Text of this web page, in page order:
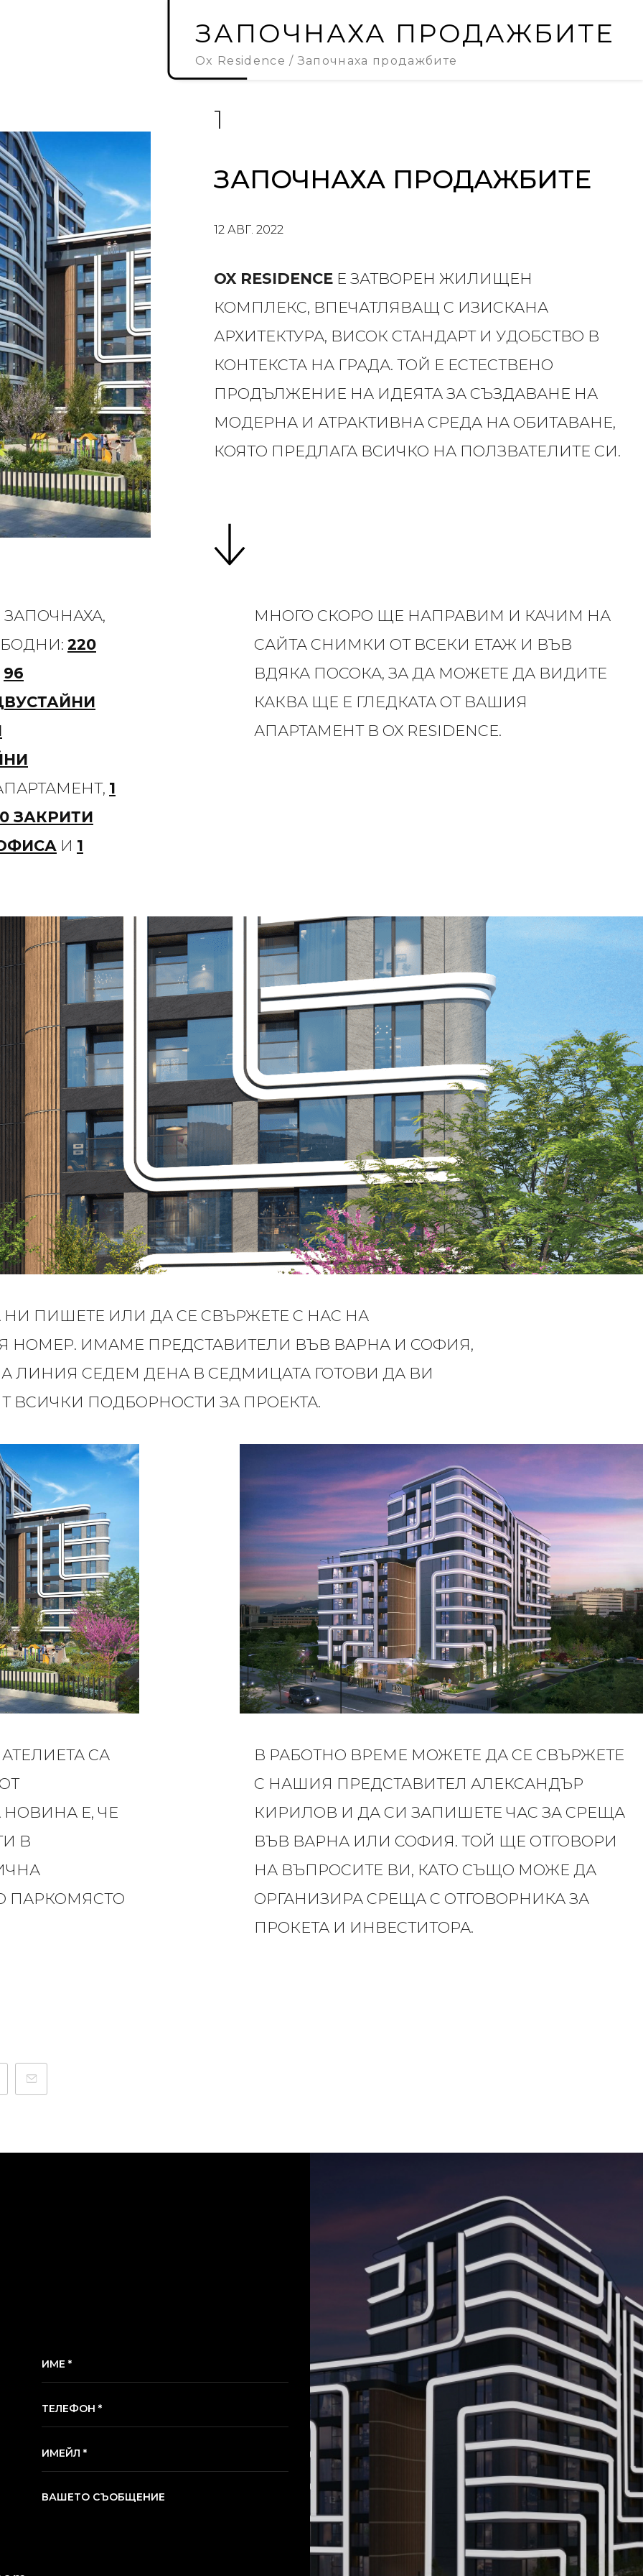
ЗАПОЧНАХА ПРОДАЖБИТЕ
Ox Residence Започнаха продажбите
1
ЗАПОЧНАХА ПРОДАЖБИТЕ
12 АВГ. 2022
OX RESIDENCE E ЗАТВОРЕН ЖИЛИЩЕН
КОМПЛЕКС, ВПЕЧАТЛЯВАЩ С ИЗИСКАНА
АРХИТЕКТУРА, ВИСОК СТАНДАРТ И УДОБСТВО В
КОНТЕКСТА НА ГРАДА. ТОЙ Е ЕСТЕСТВЕНО
ПРОДЪЛЖЕНИЕ НА ИДЕЯТА ЗА СЪЗДАВАНЕ НА
МОДЕРНА И АТРАКТИВНА СРЕДА НА ОБИТАВАНЕ,
КОЯТО ПРЕДЛАГА ВСИЧКО НА ПОЛЗВАТЕЛИТЕ СИ.
ЗАПОЧНАХА,
220
96
1
ЗАКРИТИ
И 1
МНОГО СКОРО ЩЕ НАПРАВИМ И КАЧИМ НА
САЙТА СНИМКИ ОТ ВСЕКИ ЕТАЖ И ВЪВ
ВДЯКА ПОСОКА, ЗА ДА МОЖЕТЕ ДА ВИДИТЕ
КАКВА ЩЕ Е ГЛЕДКАТА ОТ ВАШИЯ
АПАРТАМЕНТ В OX RESIDENCE.
ПИШЕТЕ ИЛИ ДА СЕ СВЪРЖЕТЕ С НАС НА
НОМЕР. ИМАМЕ ПРЕДСТАВИТЕЛИ ВЪВ ВАРНА И СОФИЯ,
ЛИНИЯ СЕДЕМ ДЕНА В СЕДМИЦАТА ГОТОВИ ДА ВИ
ВСИЧКИ ПОДБОРНОСТИ ЗА ПРОЕКТА.
СА
НОВИНА Е, ЧЕ
В
ПАРКОМЯСТО
В РАБОТНО ВРЕМЕ МОЖЕТЕ ДА СЕ СВЪРЖЕТЕ
С НАШИЯ ПРЕДСТАВИТЕЛ АЛЕКСАНДЪР
КИРИЛОВ И ДА СИ ЗАПИШЕТЕ ЧАС ЗА СРЕЩА
ВЪВ ВАРНА ИЛИ СОФИЯ. ТОЙ ЩЕ ОТГОВОРИ
НА ВЪПРОСИТЕ ВИ, КАТО СЪЩО МОЖЕ ДА
ОРГАНИЗИРА СРЕЩА С ОТГОВОРНИКА ЗА
ПРОКЕТА И ИНВЕСТИТОРА.
ИМЕ *
ТЕЛЕФОН *
ИМЕЙЛ *
ВАШЕТО СЪОБЩЕНИЕ